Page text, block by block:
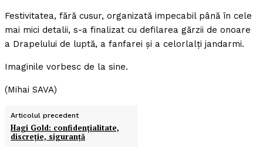
Festivitatea, fără cusur, organizată impecabil până în cele
mai mici detalii, s-a finalizat cu defilarea gărzii de onoare
a Drapelului de luptă, a fanfarei şi a celorlalţi jandarmi.
Imaginile vorbesc de la sine.
(Mihai SAVA)
Articolul precedent
Hagi Gold: confidenţialitate,
discreţie, siguranţă